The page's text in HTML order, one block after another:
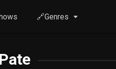
🔗Genres